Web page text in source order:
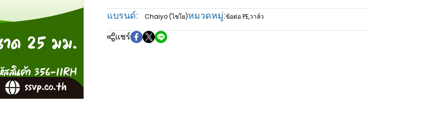
แบรนด์: Chaiyo (ไชโย)หมวดหมู่:ข้อต่อ PE,วาล์ว
แชร์